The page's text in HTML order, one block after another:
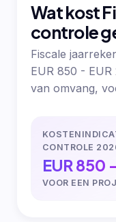
Wat kost
controle
Fiscale
EUR 850 -
van omvang,
CONTROLE
EUR 850
VOOR EEN